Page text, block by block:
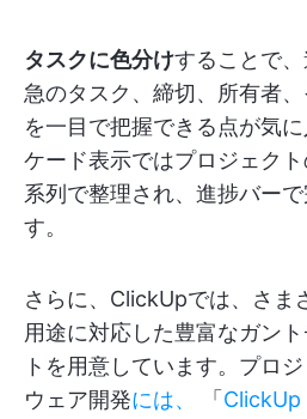
タスクに色分けすることで
急のタスク、締切、所有者
を一目で把握できる点が気
ケード表示ではプロジェク
系列で整理され、進捗バー
す。
さらに、ClickUpでは、さま
用途に対応した豊富なガン
トを用意しています。プロ
ウェア開発には、 「 ClickUp